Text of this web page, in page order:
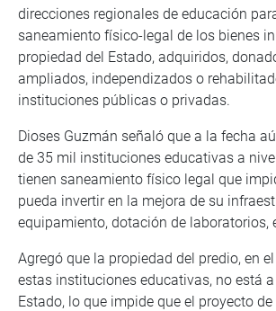
direcciones regionales de educación
saneamiento físico-legal de los bienes
propiedad del Estado, adquiridos,
ampliados, independizados o
instituciones públicas o privadas.
Dioses Guzmán señaló que a la fecha
de 35 mil instituciones educativas a
tienen saneamiento físico legal que
pueda invertir en la mejora de su
equipamiento, dotación de laboratorios,
Agregó que la propiedad del predio, en
estas instituciones educativas, no está
Estado, lo que impide que el proyecto